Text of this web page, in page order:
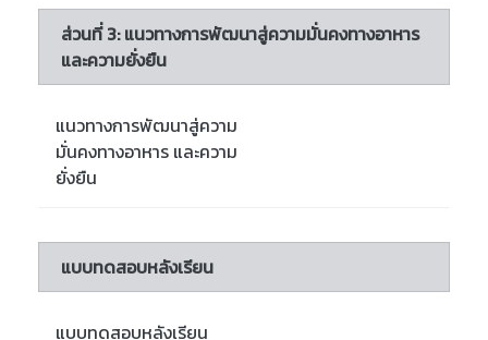
ส่วนที่ 3: แนวทางการพัฒนาสู่ความมั่นคงทางอาหาร
และความยั่งยืน
แนวทางการพัฒนาสู่ความ
มั่นคงทางอาหาร และความ
ยั่งยืน
แบบทดสอบหลังเรียน
แบบทดสอบหลังเรียน